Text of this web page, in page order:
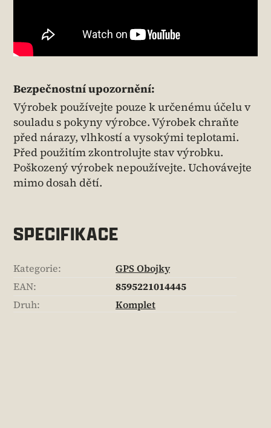
Bezpečnostní upozornění:
Výrobek používejte pouze k určenému účelu v
souladu s pokyny výrobce. Výrobek chraňte
před nárazy, vlhkostí a vysokými teplotami.
Před použitím zkontrolujte stav výrobku.
Poškozený výrobek nepoužívejte. Uchovávejte
mimo dosah dětí.
SPECIFIKACE
Kategorie:
GPS Obojky
EAN:
8595221014445
Druh: Komplet